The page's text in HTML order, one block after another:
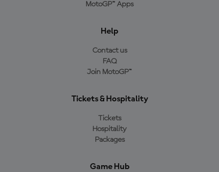
MotoGP™ Apps
Help
Contact us
FAQ
Join MotoGP™
Tickets & Hospitality
Tickets
Hospitality
Packages
Game Hub